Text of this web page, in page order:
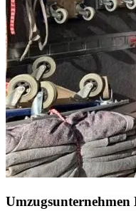
Umzugsunternehmen